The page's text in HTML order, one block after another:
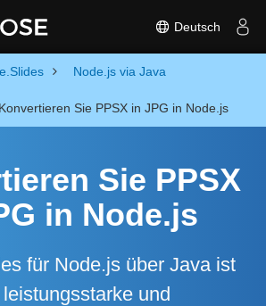
Deutsch
Node.js via Java
Konvertieren Sie PPSX in JPG in Node.js
Sie PPSX
in Node.js
für Node.js über Java ist
und